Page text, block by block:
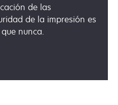
de las
de la impresión es
nunca.